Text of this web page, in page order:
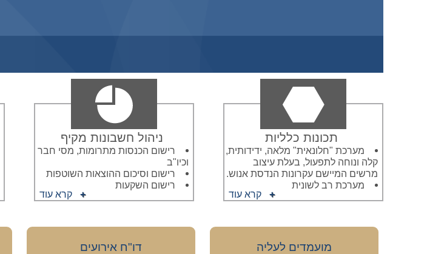
תכונות כלליות
מערכת "חלונאית" מלאה, ידידותית,
קלה ונוחה לתפעול, בעלת עיצוב
מרשים המיישם עקרונות הנדסת אנוש.
מערכת רב לשונית
קרא עוד
ניהול חשבונות מקיף
רישום הכנסות מתרומות, מסי חבר
וכיו"ב
רישום וסיכום ההוצאות השוטפות
רישום השקעות
קרא עוד
מועמדים לעליה דו"ח אירועים